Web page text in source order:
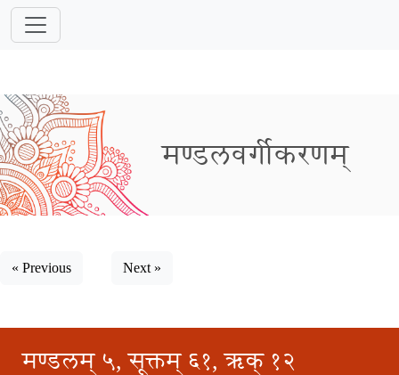
मण्डलवर्गीकरणम्
« Previous Next »
मण्डलम् ५, सूक्तम् ६१, ऋक् १२